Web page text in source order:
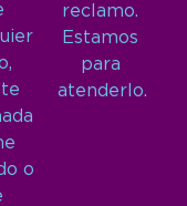
o
reclamo.
Estamos
para
atenderlo.